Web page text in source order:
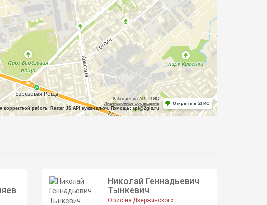
Работает на API 2ГИС
Лицензионное соглашение
корректной работы Raster JS API нужен ключ. Помощь: api@2gis.ru
Открыть в 2ГИС
Николай Геннадьевич
Тынкевич
Офис на Дзержинского